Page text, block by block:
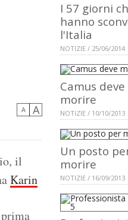
A A
il
Karin
I 57 giorni
hanno
l'Italia
NOTIZIE / 25/06/2014
Camus deve
morire
NOTIZIE / 10/10/2013
Un posto
morire
NOTIZIE / 16/09/2013